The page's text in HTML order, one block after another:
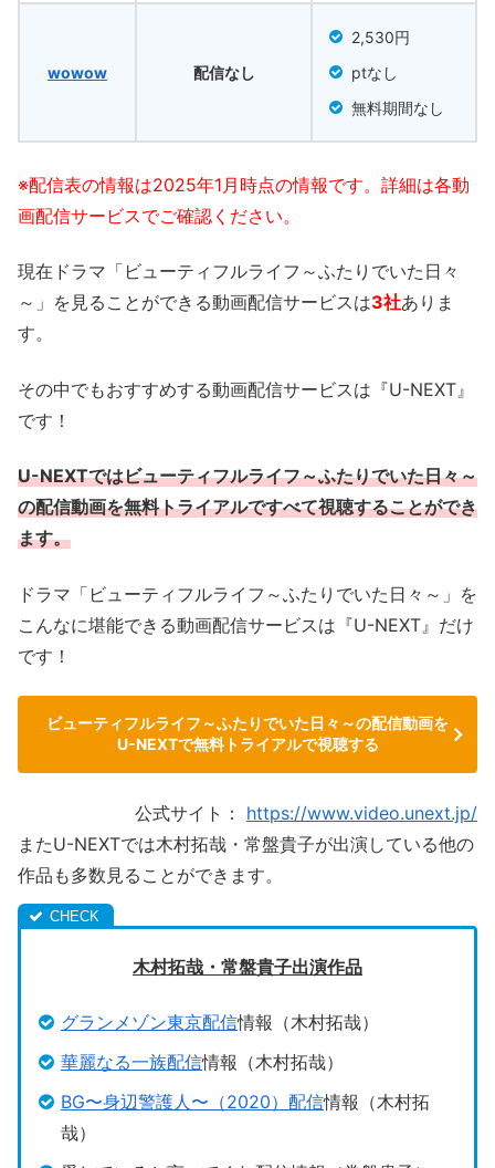
wowow 配信なし
2,530円
ptなし
無料期間なし
※配信表の情報は2025年1月時点の情報です。詳細は各動
画配信サービスでご確認ください。
現在ドラマ「ビューティフルライフ～ふたりでいた日々
～」を見ることができる動画配信サービスは3社ありま
す。
その中でもおすすめする動画配信サービスは『U-NEXT』
です！
U-NEXTではビューティフルライフ～ふたりでいた日々～
の配信動画を無料トライアルですべて視聴することができ
ます。
ドラマ「ビューティフルライフ～ふたりでいた日々～」を
こんなに堪能できる動画配信サービスは『U-NEXT』だけ
です！
ビューティフルライフ～ふたりでいた日々～の配信動画を
U-NEXTで無料トライアルで視聴する
公式サイト： https://www.video.unext.jp/
またU-NEXTでは木村拓哉・常盤貴子が出演している他の
作品も多数見ることができます。
木村拓哉・常盤貴子出演作品
グランメゾン東京配信情報（木村拓哉）
華麗なる一族配信情報（木村拓哉）
BG〜身辺警護人〜（2020）配信情報（木村拓
哉）